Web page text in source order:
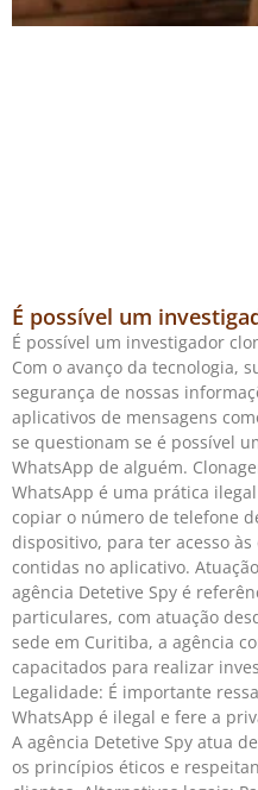
É possível um
É possível um investigador
Com o avanço da tecnologia,
segurança de nossas
aplicativos de mensagens
se questionam se é possível
WhatsApp de alguém.
WhatsApp é uma prática
copiar o número de telefone
dispositivo, para ter acesso
contidas no aplicativo.
agência Detetive Spy é
particulares, com atuação
sede em Curitiba, a agência
capacitados para realizar
Legalidade: É importante
WhatsApp é ilegal e fere a
A agência Detetive Spy atua
os princípios éticos e